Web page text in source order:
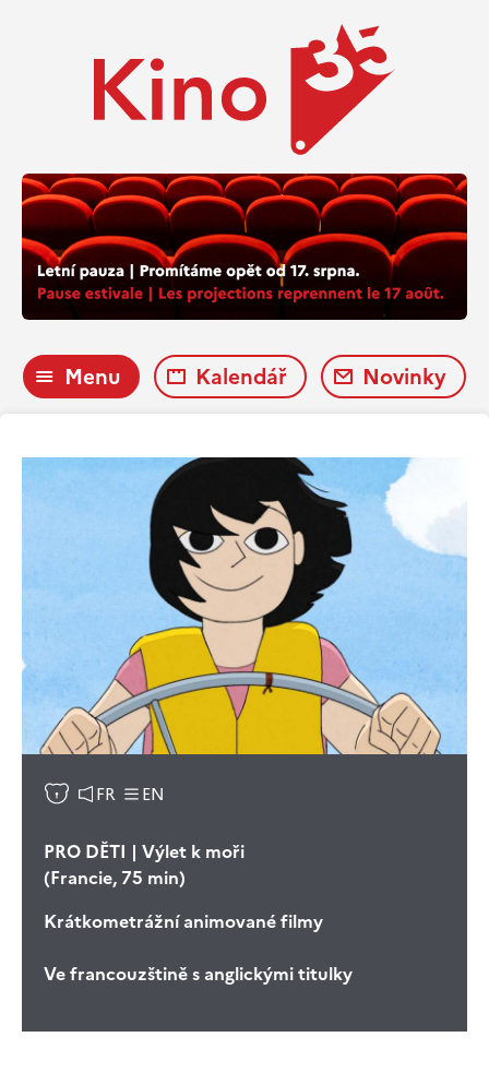
Menu Kalendář Novinky
FR EN
PRO DĚTI | Výlet k moři
(Francie, 75 min)
Krátkometrážní animované filmy
Ve francouzštině s anglickými titulky